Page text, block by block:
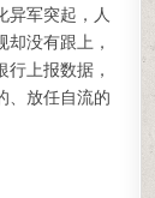
异军突起，人
没有跟上，
上报数据，
、放任自流的